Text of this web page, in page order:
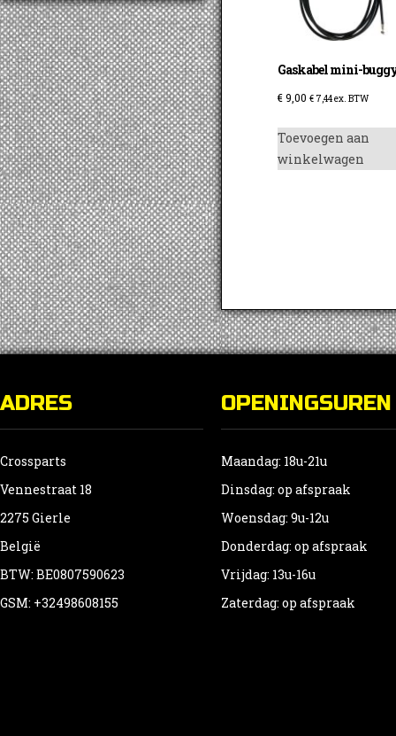
Gaskabel mini-
€9,00 € 7,44ex. BTW
Toevoegen aan
winkelwagen
ADRES
Crossparts
Vennestraat 18
2275 Gierle
België
BTW: BE0807590623
GSM: +32498608155
OPENINGSUREN
Maandag: 18u-21u
Dinsdag: op afspraak
Woensdag: 9u-12u
Donderdag: op afspraak
Vrijdag: 13u-16u
Zaterdag: op afspraak